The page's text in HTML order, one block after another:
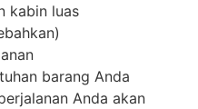
kabin luas
barang Anda
Anda akan